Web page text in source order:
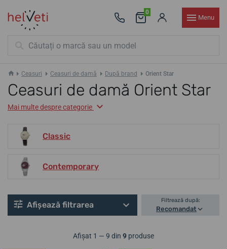
0
Menu
Ceasuri Ceasuri de damă După brand Orient Star
Ceasuri de damă Orient Star
Mai multe despre categorie
Classic
Contemporary
Afișează filtrarea Filtrează după:
Recomandat
Afișat 1 — 9 din 9 produse